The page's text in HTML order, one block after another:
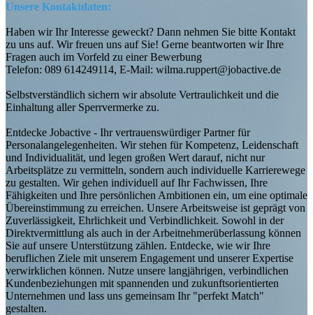
Unsere Kontaktdaten:
Haben wir Ihr Interesse geweckt? Dann nehmen Sie bitte Kontakt
zu uns auf. Wir freuen uns auf Sie! Gerne beantworten wir Ihre
Fragen auch im Vorfeld zu einer Bewerbung
Telefon: 089 614249114, E-Mail: wilma.ruppert@jobactive.de
Selbstverständlich sichern wir absolute Vertraulichkeit und die
Einhaltung aller Sperrvermerke zu.
Entdecke Jobactive - Ihr vertrauenswürdiger Partner für
Personalangelegenheiten. Wir stehen für Kompetenz, Leidenschaft
und Individualität, und legen großen Wert darauf, nicht nur
Arbeitsplätze zu vermitteln, sondern auch individuelle Karrierewege
zu gestalten. Wir gehen individuell auf Ihr Fachwissen, Ihre
Fähigkeiten und Ihre persönlichen Ambitionen ein, um eine optimale
Übereinstimmung zu erreichen. Unsere Arbeitsweise ist geprägt von
Zuverlässigkeit, Ehrlichkeit und Verbindlichkeit. Sowohl in der
Direktvermittlung als auch in der Arbeitnehmerüberlassung können
Sie auf unsere Unterstützung zählen. Entdecke, wie wir Ihre
beruflichen Ziele mit unserem Engagement und unserer Expertise
verwirklichen können. Nutze unsere langjährigen, verbindlichen
Kundenbeziehungen mit spannenden und zukunftsorientierten
Unternehmen und lass uns gemeinsam Ihr "perfekt Match"
gestalten.